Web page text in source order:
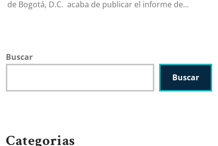
de Bogotá, D.C. acaba de publicar el informe de...
Buscar
Buscar
Categorias